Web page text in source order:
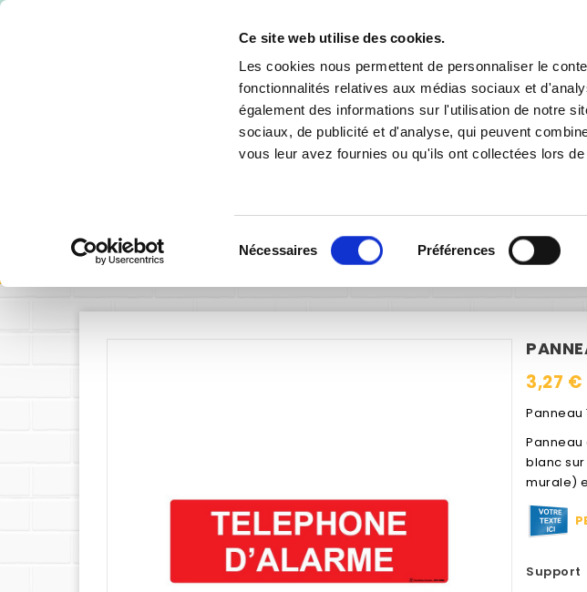
Ce site web utilise des cookies.
Les cookies nous permettent de personnaliser le
fonctionnalités relatives aux médias sociaux et
également des informations sur l'utilisation de notre
sociaux, de publicité et d'analyse, qui peuvent
vous leur avez fournies ou qu'ils ont collectées lors
Nécessaires Préférences
-10% de remise
Accueil Signalétique intérieure
3,27 €
blanc
murale)
Support